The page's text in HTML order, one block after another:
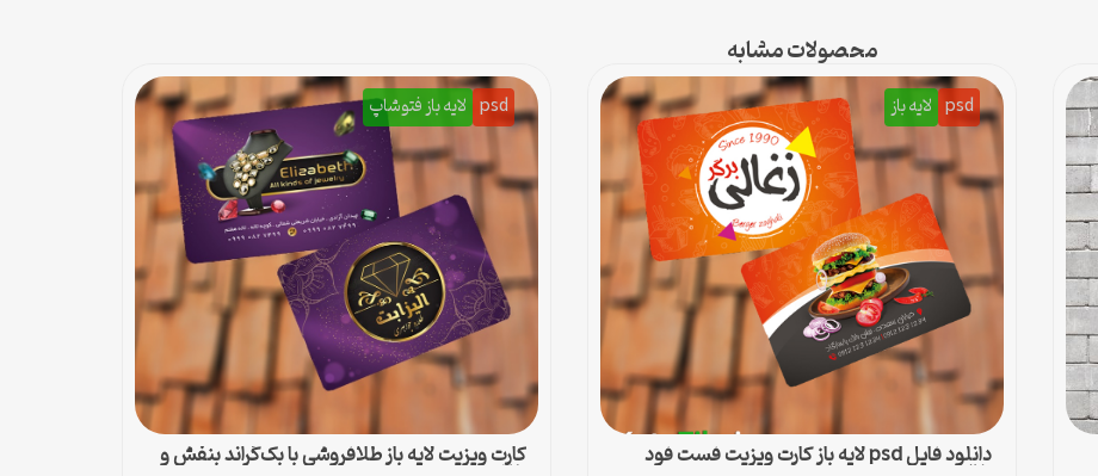
محصولات مشابه
psd لایه باز
دانلود فایل psd لایه باز کارت ویزیت فست فود
psd لایه باز فتوشاپ
کارت ویزیت لایه باز طلافروشی با بک‌گراند بنفش و